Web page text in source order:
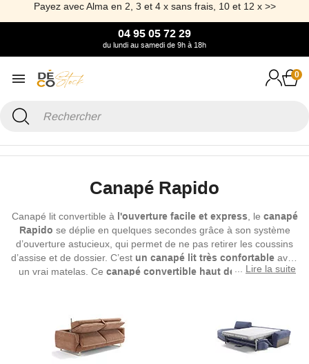
Payez avec Alma en 2, 3 et 4 x sans frais, 10 et 12 x >>
04 95 05 72 29
du lundi au samedi de 9h à 18h
0
Canapé Rapido
Canapé lit convertible à l'ouverture facile et express , le canapé
Rapido se déplie en quelques secondes grâce à son système
d’ouverture astucieux, qui permet de ne pas retirer les coussins
d’assise et de dossier. C’est un canapé lit très confortable avec
un vrai matelas. Ce canapé convertible haut de gamme, est
160et avec différentes matières : tissu, cuir, velours.
Lire la suite